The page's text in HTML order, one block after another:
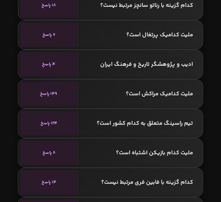
کدام گزینه با رناتو سانچز مرتبط نیست؟ 18 پاسخ
ملیت کدامیک پرتغال است؟ 7 پاسخ
ادیب و پژوهشگر تاریخ و فرهنگ ایران 4 پاسخ
ملیت کدامیک مراکش است؟ 149 پاسخ
تیم راسینگ متعلق به کدام کشور است؟ 124 پاسخ
ملیت کدام بازیکن اشتباه است؟ 8 پاسخ
کدام گزینه با فابین فری مرتبط نیست؟ 14 پاسخ